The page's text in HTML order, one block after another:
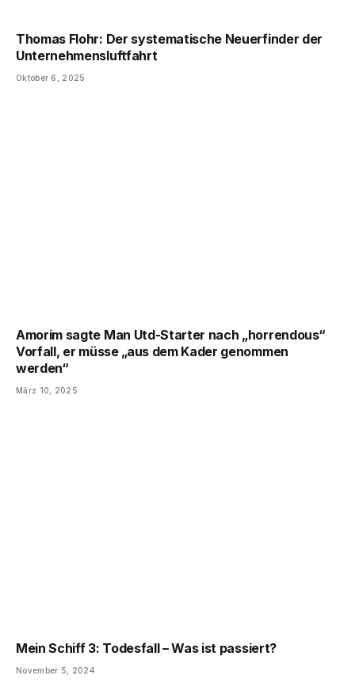
Thomas Flohr: Der systematische Neuerfinder der
Unternehmensluftfahrt
Oktober 6, 2025
Amorim sagte Man Utd-Starter nach „horrendous“
Vorfall, er müsse „aus dem Kader genommen
werden“
März 10, 2025
Mein Schiff 3: Todesfall – Was ist passiert?
November 5, 2024